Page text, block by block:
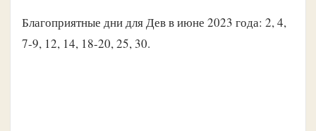
Благоприятные дни для Дев в июне 2023 года: 2, 4,
7-9, 12, 14, 18-20, 25, 30.